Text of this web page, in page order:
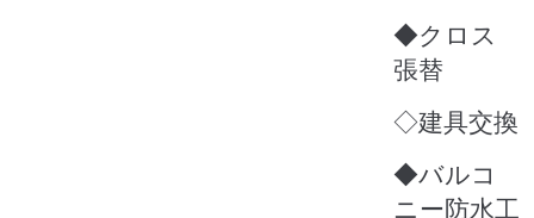
◆クロス
張替
◇建具交換
◆バルコ
ニー防水工